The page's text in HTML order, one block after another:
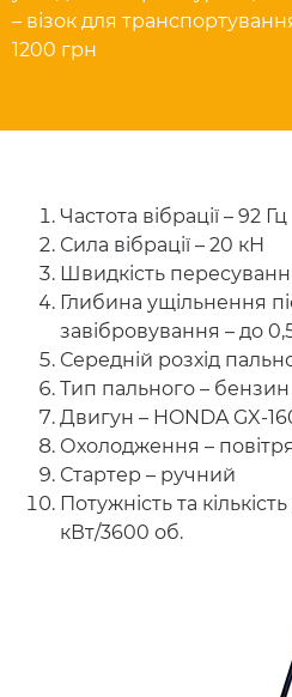
– візок для
1200 грн
Частота вібрації – 92 Гц
Сила вібрації – 20 кН
Швидкість
Глибина ущільнення
завібровування – до
Середній розхід
Тип пального –
Двигун – HONDA GX-
Охолодження –
Стартер – ручний
Потужність та
кВт/3600 об.